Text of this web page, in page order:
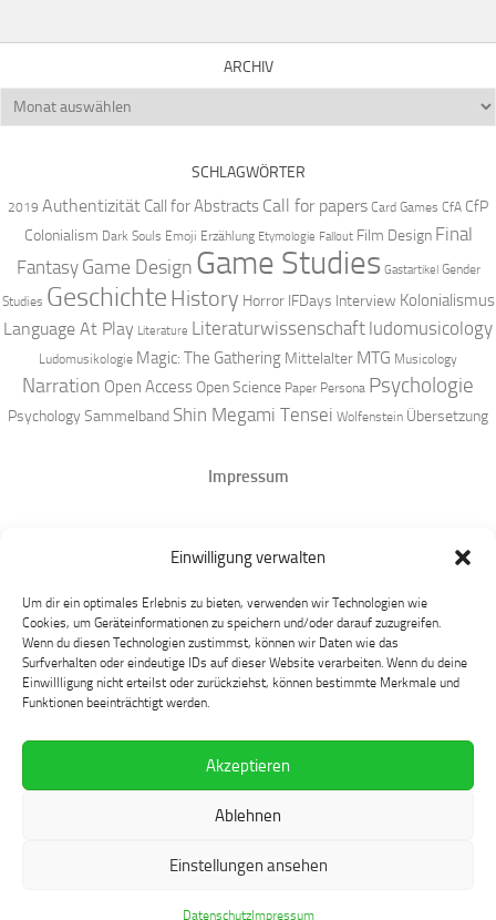
Einwilligung verwalten
Um dir ein optimales Erlebnis zu bieten, verwenden wir Technologien wie
Cookies, um Geräteinformationen zu speichern und/oder darauf zuzugreifen.
Wenn du diesen Technologien zustimmst, können wir Daten wie das
Surfverhalten oder eindeutige IDs auf dieser Website verarbeiten. Wenn du deine
Einwillligung nicht erteilst oder zurückziehst, können bestimmte Merkmale und
Funktionen beeinträchtigt werden.
Akzeptieren
Ablehnen
Einstellungen ansehen
DatenschutzImpressum
ARCHIV
Archiv
SCHLAGWÖRTER
2019 Authentizität Call for Abstracts Call for papers Card Games CfA CfP
Colonialism Dark Souls Emoji Erzählung Etymologie Fallout Film Design Final
Fantasy Game Design Game Studies Gastartikel Gender
Studies Geschichte History Horror IFDays Interview Kolonialismus
Language At Play Literature Literaturwissenschaft ludomusicology
Ludomusikologie Magic: The Gathering Mittelalter MTG Musicology
Narration Open Access Open Science Paper Persona Psychologie
PsychologySammelband Shin Megami Tensei Wolfenstein Übersetzung
Impressum
Mastodon